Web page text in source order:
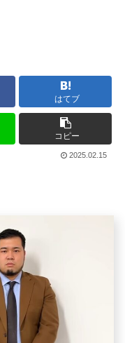
はてブ
コピー
2025.02.15